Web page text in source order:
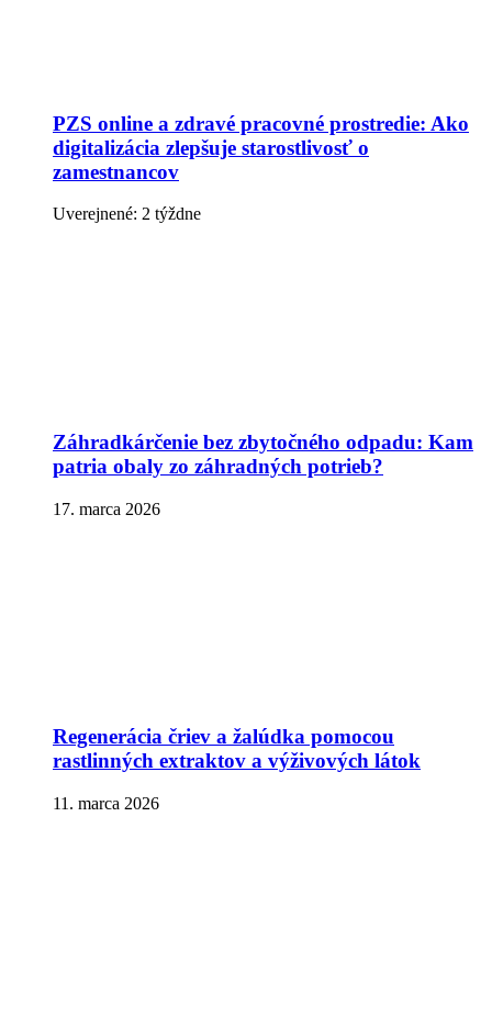
PZS online a zdravé pracovné prostredie: Ako
digitalizácia zlepšuje starostlivosť o
zamestnancov
Uverejnené: 2 týždne
Záhradkárčenie bez zbytočného odpadu: Kam
patria obaly zo záhradných potrieb?
17. marca 2026
Regenerácia čriev a žalúdka pomocou
rastlinných extraktov a výživových látok
11. marca 2026